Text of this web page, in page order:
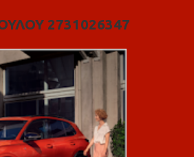
2731026347